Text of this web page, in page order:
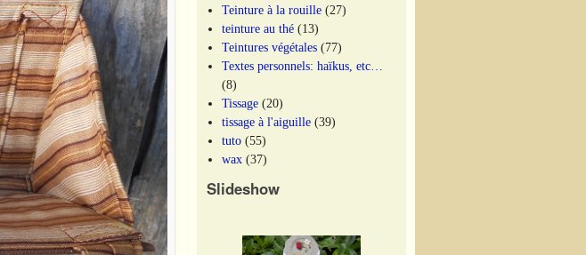
Teinture à la rouille (27)
teinture au thé (13)
Teintures végétales (77)
Textes personnels: haïkus, etc…
(8)
Tissage (20)
tissage à l'aiguille (39)
tuto (55)
wax (37)
Slideshow